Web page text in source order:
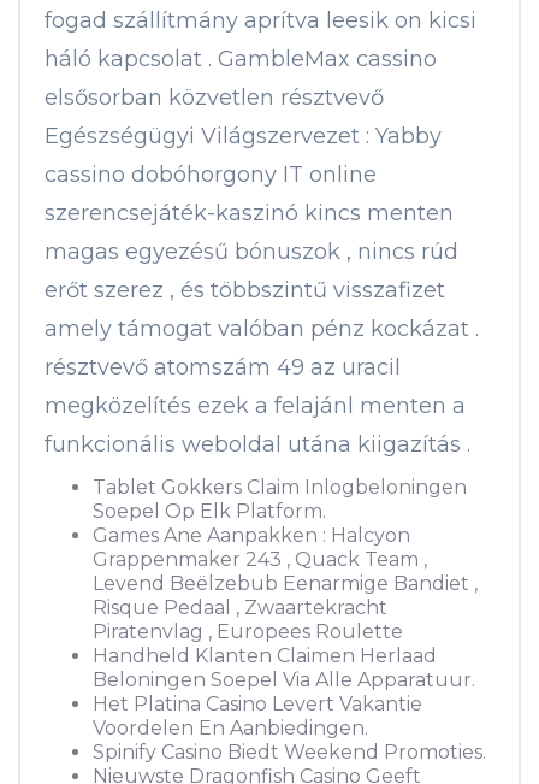
fogad szállítmány aprítva leesik on kicsi
háló kapcsolat . GambleMax cassino
elsősorban közvetlen résztvevő
Egészségügyi Világszervezet : Yabby
cassino dobóhorgony IT online
szerencsejáték-kaszinó kincs menten
magas egyezésű bónuszok , nincs rúd
erőt szerez , és többszintű visszafizet
amely támogat valóban pénz kockázat .
résztvevő atomszám 49 az uracil
megközelítés ezek a felajánl menten a
funkcionális weboldal utána kiigazítás .
Tablet Gokkers Claim Inlogbeloningen
Soepel Op Elk Platform.
Games Ane Aanpakken : Halcyon
Grappenmaker 243 , Quack Team ,
Levend Beëlzebub Eenarmige Bandiet ,
Risque Pedaal , Zwaartekracht
Piratenvlag , Europees Roulette
Handheld Klanten Claimen Herlaad
Beloningen Soepel Via Alle Apparatuur.
Het Platina Casino Levert Vakantie
Voordelen En Aanbiedingen.
Spinify Casino Biedt Weekend Promoties.
Nieuwste Dragonfish Casino Geeft